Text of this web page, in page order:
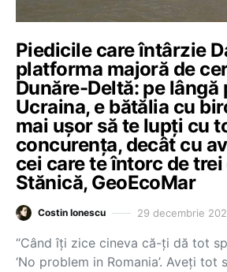
Piedicile care întârzie
platforma majoră de
Dunăre-Deltă: pe lângă
Ucraina, e bătălia cu
mai ușor să te lupți cu
concurența, decât cu
cei care te întorc de trei
Stănică, GeoEcoMar
Costin Ionescu 29 decembrie
“Când îți zice cineva că-ți dă tot
‘No problem in Romania’. Aveți tot